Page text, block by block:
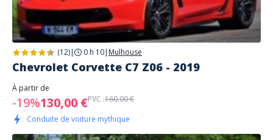
(12)| 0 h 10| Mulhouse
Chevrolet Corvette C7 Z06 - 2019
À partir de
-19%130,00 €PVC :160,00 €
Conduite de voiture mythique